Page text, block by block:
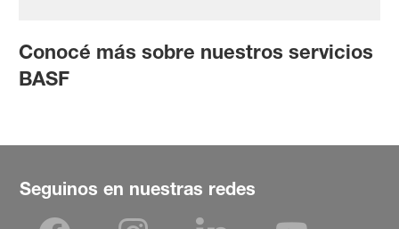
Conocé más sobre nuestros servicios
BASF
Seguinos en nuestras redes